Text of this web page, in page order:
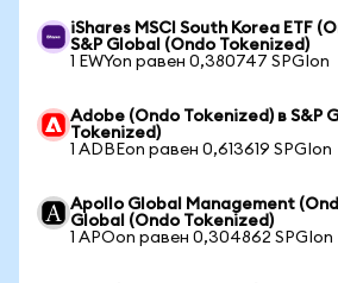
iShares MSCI South Korea ETF
S&P Global (Ondo Tokenized)
1 EWYon равен 0,380747 SPGIon
Adobe (Ondo Tokenized) в S&P
Tokenized)
1 ADBEon равен 0,613619 SPGIon
Apollo Global Management
Global (Ondo Tokenized)
1 APOon равен 0,304862 SPGIon